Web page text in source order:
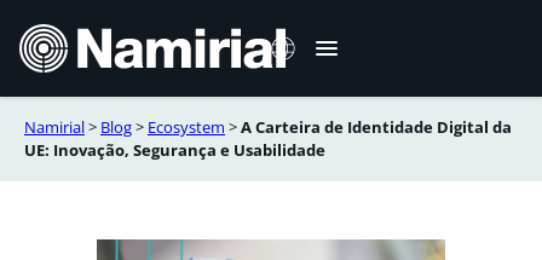
content
Italiano
Français
Namirial> Blog> Ecosystem >A Carteira de Identidade Digital da
UE: Inovação, Segurança e Usabilidade